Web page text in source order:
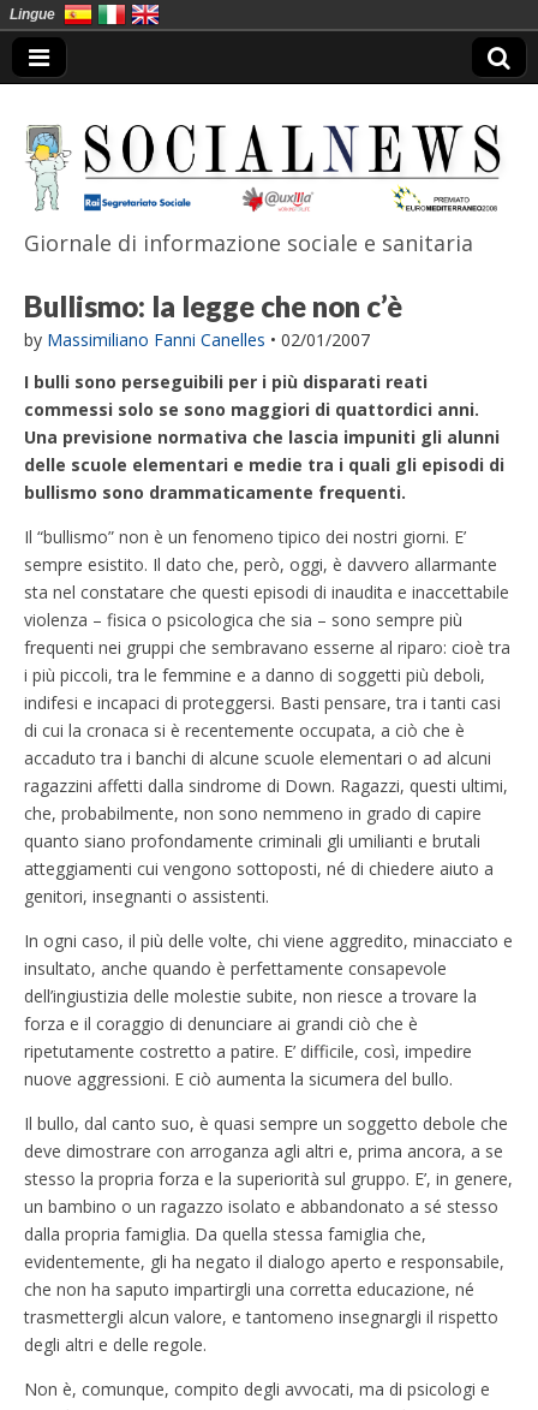
SocialNews
Giornale di informazione sociale e sanitaria
Bullismo: la legge che non c’è
by Massimiliano Fanni Canelles • 02/01/2007
I bulli sono perseguibili per i più disparati reati
commessi solo se sono maggiori di quattordici anni.
Una previsione normativa che lascia impuniti gli alunni
delle scuole elementari e medie tra i quali gli episodi di
bullismo sono drammaticamente frequenti.
Il “bullismo” non è un fenomeno tipico dei nostri giorni. E’
sempre esistito. Il dato che, però, oggi, è davvero allarmante
sta nel constatare che questi episodi di inaudita e inaccettabile
violenza – fisica o psicologica che sia – sono sempre più
frequenti nei gruppi che sembravano esserne al riparo: cioè tra
i più piccoli, tra le femmine e a danno di soggetti più deboli,
indifesi e incapaci di proteggersi. Basti pensare, tra i tanti casi
di cui la cronaca si è recentemente occupata, a ciò che è
accaduto tra i banchi di alcune scuole elementari o ad alcuni
ragazzini affetti dalla sindrome di Down. Ragazzi, questi ultimi,
che, probabilmente, non sono nemmeno in grado di capire
quanto siano profondamente criminali gli umilianti e brutali
atteggiamenti cui vengono sottoposti, né di chiedere aiuto a
genitori, insegnanti o assistenti.
In ogni caso, il più delle volte, chi viene aggredito, minacciato e
insultato, anche quando è perfettamente consapevole
dell’ingiustizia delle molestie subite, non riesce a trovare la
forza e il coraggio di denunciare ai grandi ciò che è
ripetutamente costretto a patire. E’ difficile, così, impedire
nuove aggressioni. E ciò aumenta la sicumera del bullo.
Il bullo, dal canto suo, è quasi sempre un soggetto debole che
deve dimostrare con arroganza agli altri e, prima ancora, a se
stesso la propria forza e la superiorità sul gruppo. E’, in genere,
un bambino o un ragazzo isolato e abbandonato a sé stesso
dalla propria famiglia. Da quella stessa famiglia che,
evidentemente, gli ha negato il dialogo aperto e responsabile,
che non ha saputo impartirgli una corretta educazione, né
trasmettergli alcun valore, e tantomeno insegnargli il rispetto
degli altri e delle regole.
Non è, comunque, compito degli avvocati, ma di psicologi e
Lingue